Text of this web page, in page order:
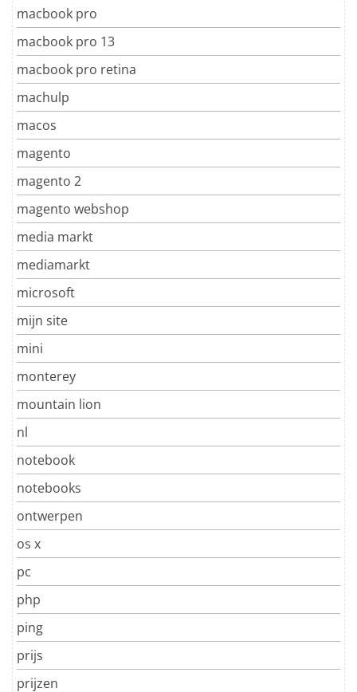
macbook pro
macbook pro 13
macbook pro retina
machulp
macos
magento
magento 2
magento webshop
media markt
mediamarkt
microsoft
mijn site
mini
monterey
mountain lion
nl
notebook
notebooks
ontwerpen
os x
pc
php
ping
prijs
prijzen